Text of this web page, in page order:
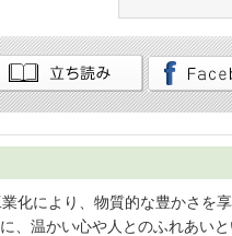
化により、物質的な豊かさを
、温かい心や人とのふれあい